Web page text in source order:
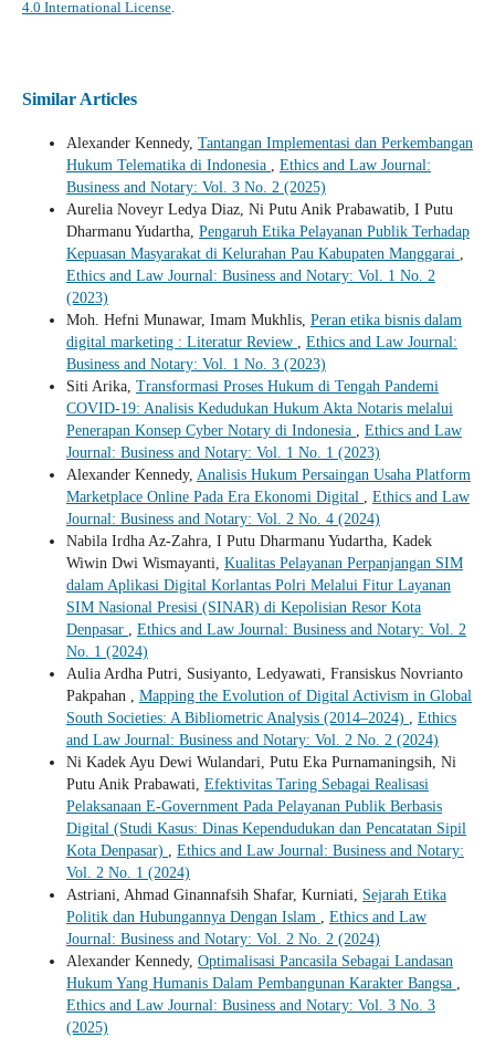
4.0 International License.
Similar Articles
Alexander Kennedy, Tantangan Implementasi dan Perkembangan
Hukum Telematika di Indonesia
Ethics and Law Journal:
Business and Notary: Vol. 3 No. 2 (2025)
Aurelia Noveyr Ledya Diaz, Ni Putu Anik Prabawatib, I Putu
Dharmanu Yudartha, Pengaruh Etika Pelayanan Publik Terhadap
Kepuasan Masyarakat di Kelurahan Pau Kabupaten Manggarai
Ethics and Law Journal: Business and Notary: Vol. 1 No. 2
(2023)
Moh. Hefni Munawar, Imam Mukhlis, Peran etika bisnis dalam
digital marketing : Literatur Review
Ethics and Law Journal:
Business and Notary: Vol. 1 No. 3 (2023)
Siti Arika, Transformasi Proses Hukum di Tengah Pandemi
COVID-19: Analisis Kedudukan Hukum Akta Notaris melalui
Penerapan Konsep Cyber Notary di Indonesia
Ethics and Law
Journal: Business and Notary: Vol. 1 No. 1 (2023)
Alexander Kennedy, Analisis Hukum Persaingan Usaha Platform
Marketplace Online Pada Era Ekonomi Digital
Ethics and Law
Journal: Business and Notary: Vol. 2 No. 4 (2024)
Nabila Irdha Az-Zahra, I Putu Dharmanu Yudartha, Kadek
Wiwin Dwi Wismayanti, Kualitas Pelayanan Perpanjangan SIM
dalam Aplikasi Digital Korlantas Polri Melalui Fitur Layanan
SIM Nasional Presisi (SINAR) di Kepolisian Resor Kota
Denpasar
Ethics and Law Journal: Business and Notary: Vol. 2
No. 1 (2024)
Aulia Ardha Putri, Susiyanto, Ledyawati, Fransiskus Novrianto
Pakpahan , Mapping the Evolution of Digital Activism in Global
South Societies: A Bibliometric Analysis (2014–2024)
Ethics
and Law Journal: Business and Notary: Vol. 2 No. 2 (2024)
Ni Kadek Ayu Dewi Wulandari, Putu Eka Purnamaningsih, Ni
Putu Anik Prabawati, Efektivitas Taring Sebagai Realisasi
Pelaksanaan E-Government Pada Pelayanan Publik Berbasis
Digital (Studi Kasus: Dinas Kependudukan dan Pencatatan Sipil
Kota Denpasar)
Ethics and Law Journal: Business and Notary:
Vol. 2 No. 1 (2024)
Astriani, Ahmad Ginannafsih Shafar, Kurniati, Sejarah Etika
Politik dan Hubungannya Dengan Islam
Ethics and Law
Journal: Business and Notary: Vol. 2 No. 2 (2024)
Alexander Kennedy, Optimalisasi Pancasila Sebagai Landasan
Hukum Yang Humanis Dalam Pembangunan Karakter Bangsa
Ethics and Law Journal: Business and Notary: Vol. 3 No. 3
(2025)